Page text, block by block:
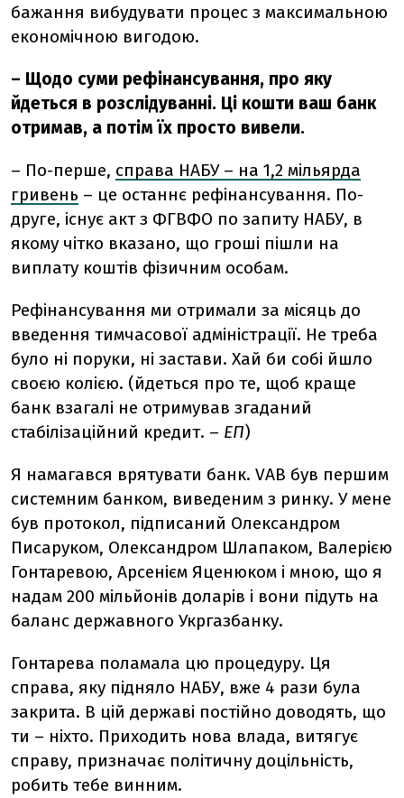
бажання вибудувати процес з максимальною
економічною вигодою.
– Щодо суми рефінансування, про яку
йдеться в розслідуванні. Ці кошти ваш банк
отримав, а потім їх просто вивели.
– По-перше, справа НАБУ – на 1,2 мільярда
гривень – це останнє рефінансування. По-
друге, існує акт з ФГВФО по запиту НАБУ, в
якому чітко вказано, що гроші пішли на
виплату коштів фізичним особам.
Рефінансування ми отримали за місяць до
введення тимчасової адміністрації. Не треба
було ні поруки, ні застави. Хай би собі йшло
своєю колією. (йдеться про те, щоб краще
банк взагалі не отримував згаданий
стабілізаційний кредит. – ЕП)
Я намагався врятувати банк. VAB був першим
системним банком, виведеним з ринку. У мене
був протокол, підписаний Олександром
Писаруком, Олександром Шлапаком, Валерією
Гонтаревою, Арсенієм Яценюком і мною, що я
надам 200 мільйонів доларів і вони підуть на
баланс державного Укргазбанку.
Гонтарева поламала цю процедуру. Ця
справа, яку підняло НАБУ, вже 4 рази була
закрита. В цій державі постійно доводять, що
ти – ніхто. Приходить нова влада, витягує
справу, призначає політичну доцільність,
робить тебе винним.